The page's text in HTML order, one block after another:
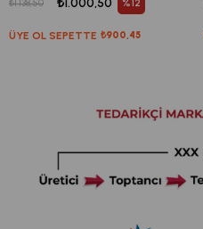
ÜYE OL SEPETTE ₺900,45
₺1.000,50
₺1.138,50 %12